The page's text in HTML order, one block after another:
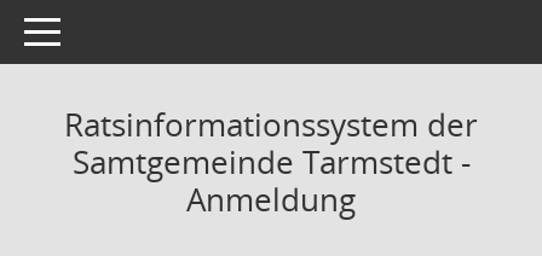
Toggle navigation
Ratsinformationssystem der
Samtgemeinde Tarmstedt -
Anmeldung